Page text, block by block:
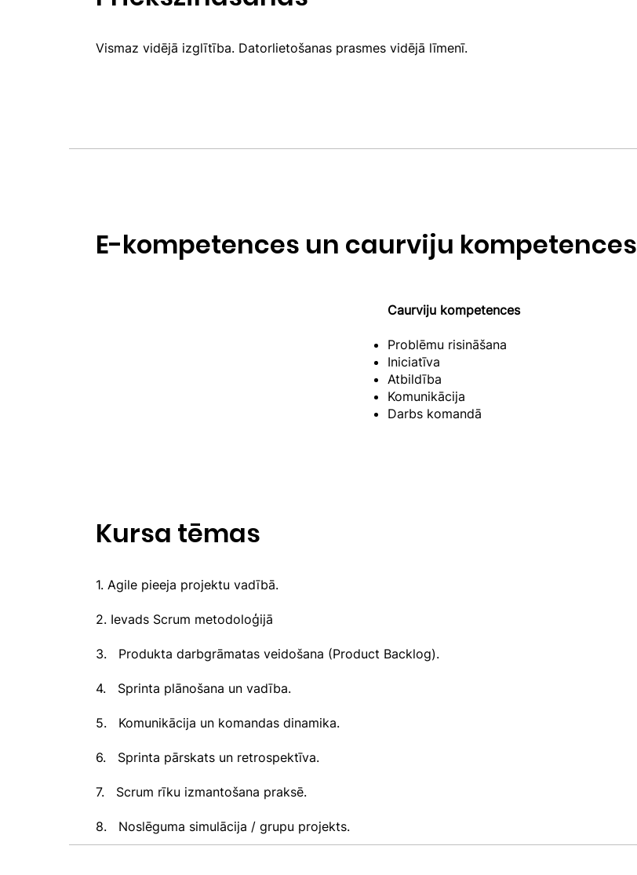
E-kompetences un caurviju kompetences
Caurviju kompetences
Problēmu risināšana
Iniciatīva
Atbildība
Komunikācija
Darbs komandā
Vismaz vidējā izglītība. Datorlietošanas prasmes vidējā līmenī.
Kursa tēmas
1. Agile pieeja projektu vadībā.
2. Ievads Scrum metodoloģijā
3. Produkta darbgrāmatas veidošana (Product Backlog).
4. Sprinta plānošana un vadība.
5. Komunikācija un komandas dinamika.
6. Sprinta pārskats un retrospektīva.
7. Scrum rīku izmantošana praksē.
8. Noslēguma simulācija / grupu projekts.